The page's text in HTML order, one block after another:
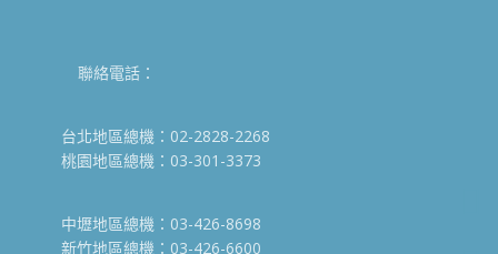
聯絡電話：
台北地區總機：02-2828-2268
桃園地區總機：03-301-3373
中壢地區總機：03-426-8698
新竹地區總機：03-426-6600